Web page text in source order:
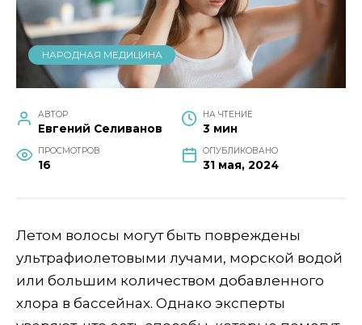
НАРОДНАЯ МЕДИЦИНА
АВТОР
Евгений Селиванов
НА ЧТЕНИЕ
3 мин
ПРОСМОТРОВ
16
ОПУБЛИКОВАНО
31 мая, 2024
Летом волосы могут быть повреждены
ультрафиолетовыми лучами, морской водой
или большим количеством добавленного
хлора в бассейнах. Однако эксперты